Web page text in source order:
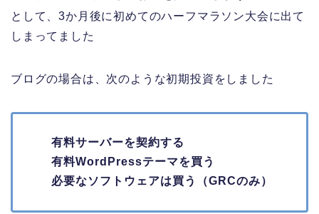
として、3か月後に初めてのハーフマラソン大会に出て
しまってました
ブログの場合は、次のような初期投資をしました
有料サーバーを契約する
有料WordPressテーマを買う
必要なソフトウェアは買う（GRCのみ）